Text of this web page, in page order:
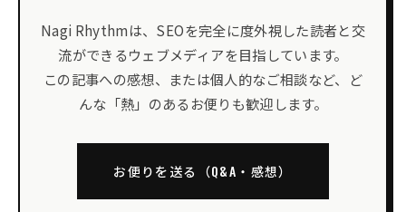
Nagi Rhythmは、SEOを完全に度外視した読者と交
流ができるウェブメディアを目指しています。
この記事への感想、または個人的なご相談など、ど
んな「熱」のあるお便りも歓迎します。
お便りを送る（Q&A・感想）